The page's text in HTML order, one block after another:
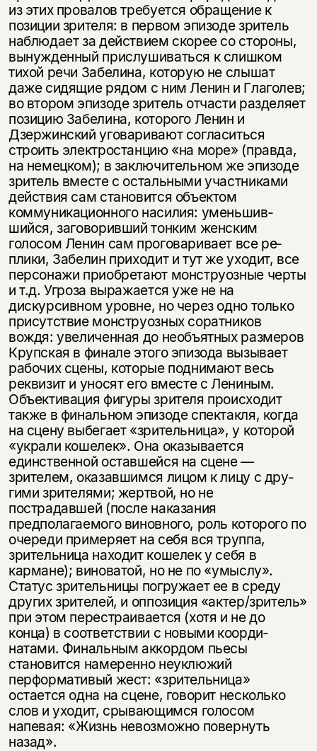
из этих провалов требуется обраще­ние к
позиции зрителя: в первом эпизоде зритель
наблюдает за действием скорее со стороны,
вынужденный прислушиваться к слишком
тихой речи Забелина, ко­торую не слышат
даже сидящие рядом с ним Ленин и Глаголев;
во втором эпизоде зритель отчасти разделяет
позицию Забелина, которого Ленин и
Дзержинский уговаривают согласиться
строить электростанцию «на море» (правда,
на немец­ком); в заключительном же эпизоде
зритель вместе с остальными участниками
действия сам становится объектом
коммуникационного насилия: уменьшив­
шийся, заговоривший тонким женским
голосом Ленин сам проговаривает все ре­
плики, Забелин приходит и тут же уходит, все
персонажи приобретают монстру­озные черты
и т.д. Угроза выражается уже не на
дискурсивном уровне, но через одно только
присутствие монструозных соратников
вождя: увеличенная до не­объятных размеров
Крупская в финале этого эпизода вызывает
рабочих сцены, которые поднимают весь
реквизит и уносят его вместе с Лениным.
Объективация фигуры зрителя происходит
также в финальном эпизоде спектакля, когда
на сцену выбегает «зрительница», у которой
«украли кошелек». Она оказывается
единственной оставшейся на сцене —
зрителем, оказавшимся лицом к лицу с дру­
гими зрителями; жертвой, но не
пострадавшей (после наказания
предполагаемого виновного, роль которого по
очереди примеряет на себя вся труппа,
зрительница находит кошелек у себя в
кармане); виноватой, но не по «умыслу».
Статус зри­тельницы погружает ее в среду
других зрителей, и оппозиция «актер/зритель»
при этом перестраивается (хотя и не до
конца) в соответствии с новыми коорди­
натами. Финальным аккордом пьесы
становится намеренно неуклюжий
перформативый жест: «зрительница»
остается одна на сцене, говорит несколько
слов и уходит, срывающимся голосом
напевая: «Жизнь невозможно повернуть
назад».